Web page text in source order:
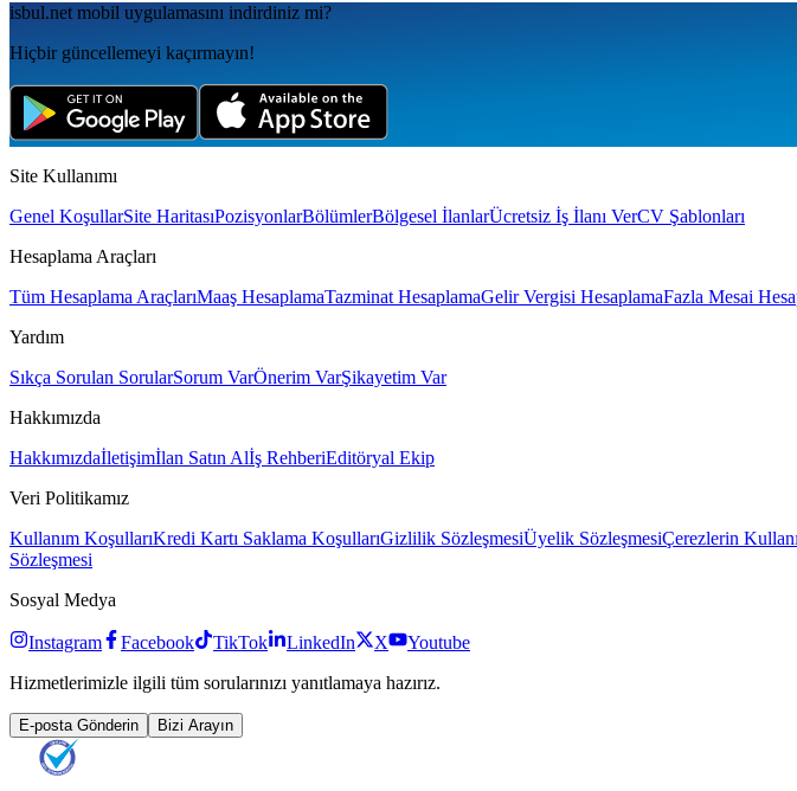
isbul.net mobil uygulamаsını indirdiniz mi?
Hiçbir güncellemeyi kaçırmayın!
Site Kullanımı
Genel KoşullarSite HaritasıPozisyonlarBölümlerBölgesel İlanlarÜcretsiz İş İlanı VerCV Şablonları
Hesaplama Araçları
Tüm Hesaplama AraçlarıMaaş HesaplamaTazminat HesaplamaGelir Vergisi HesaplamaFazla Mesai
Yardım
Sıkça Sorulan SorularSorum VarÖnerim VarŞikayetim Var
Hakkımızda
Hakkımızdaİletişimİlan Satın Alİş RehberiEditöryal Ekip
Veri Politikamız
Kullanım KoşullarıKredi Kartı Saklama KoşullarıGizlilik SözleşmesiÜyelik SözleşmesiÇerezlerin
Sözleşmesi
Sosyal Medya
Instagram Facebook TikTok LinkedIn X
Youtube
Hizmetlerimizle ilgili tüm sorularınızı yanıtlamaya hazırız.
E-posta Gönderin Bizi Arayın